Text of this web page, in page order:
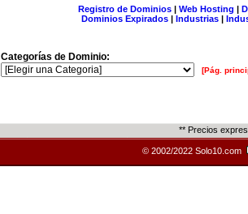
Registro de Dominios| Web Hosting |
Dominios Expirados | Industrias |
Categorías de Dominio:
[Pág.
** Precios
© 2002/2022 Solo10.com